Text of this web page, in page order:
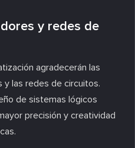
y redes de
agradecerán las
y las redes de circuitos.
de sistemas lógicos
precisión y creatividad